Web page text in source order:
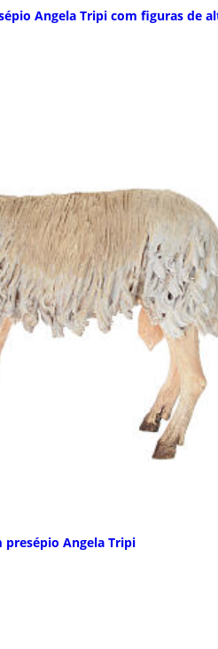
Angela Tripi com figuras de
presépio Angela Tripi